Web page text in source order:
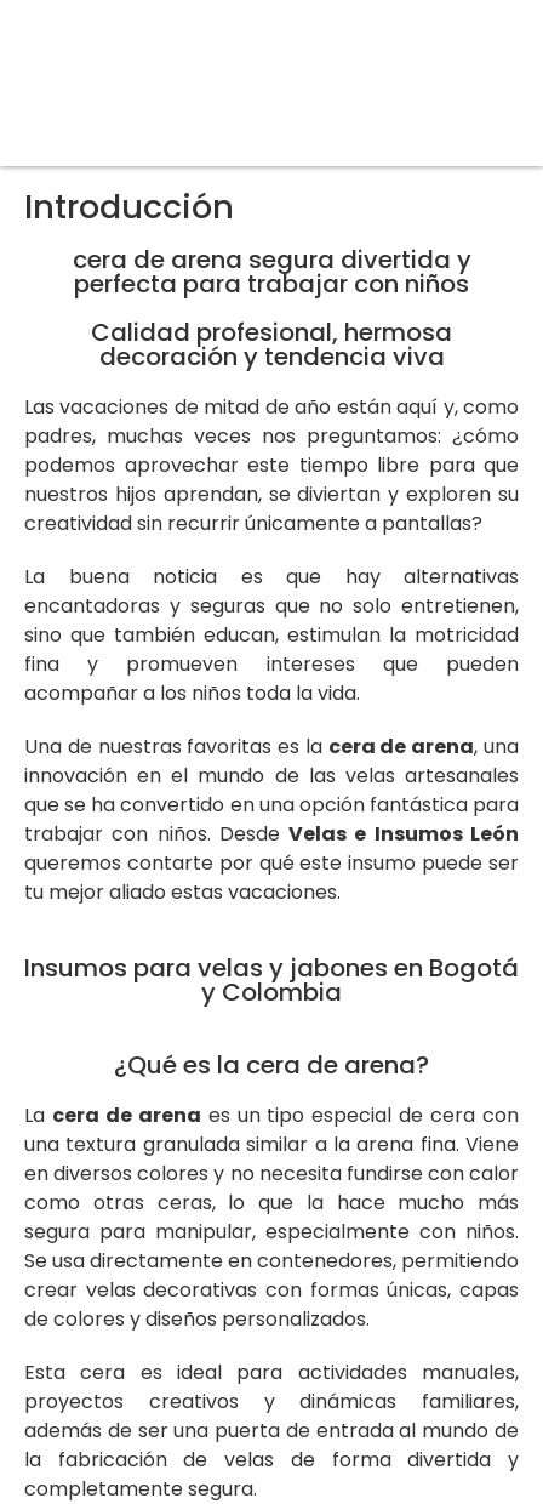
Introducción
cera de arena segura divertida y
perfecta para trabajar con niños
Calidad profesional, hermosa
decoración y tendencia viva
Las vacaciones de mitad de año están aquí y, como
padres, muchas veces nos preguntamos: ¿cómo
podemos aprovechar este tiempo libre para que
nuestros hijos aprendan, se diviertan y exploren su
creatividad sin recurrir únicamente a pantallas?
La buena noticia es que hay alternativas
encantadoras y seguras que no solo entretienen,
sino que también educan, estimulan la motricidad
fina y promueven intereses que pueden
acompañar a los niños toda la vida.
Una de nuestras favoritas es la cera de arena, una
innovación en el mundo de las velas artesanales
que se ha convertido en una opción fantástica para
trabajar con niños. DesdeVelas e Insumos León
queremos contarte por qué este insumo puede ser
tu mejor aliado estas vacaciones.
Insumos para velas y jabones en Bogotá
y Colombia
¿Qué es la cera de arena?
La cera de arena es un tipo especial de cera con
una textura granulada similar a la arena fina. Viene
en diversos colores y no necesita fundirse con calor
como otras ceras, lo que la hace mucho más
segura para manipular, especialmente con niños.
Se usa directamente en contenedores, permitiendo
crear velas decorativas con formas únicas, capas
de colores y diseños personalizados.
Esta cera es ideal para actividades manuales,
proyectos creativos y dinámicas familiares,
además de ser una puerta de entrada al mundo de
la fabricación de velas de forma divertida y
completamente segura.